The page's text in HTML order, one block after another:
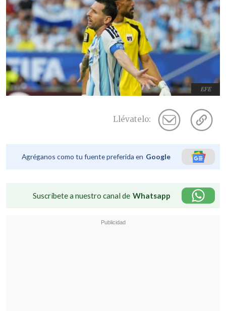
EFE
Llévatelo:
Agréganos como tu fuente preferida en Google
Suscríbete a nuestro canal de Whatsapp